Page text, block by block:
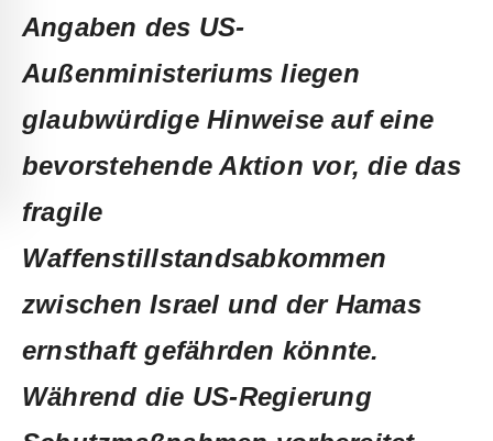
Angaben des US-
Außenministeriums liegen
glaubwürdige Hinweise auf eine
bevorstehende Aktion vor, die das
fragile
Waffenstillstandsabkommen
zwischen Israel und der Hamas
ernsthaft gefährden könnte.
Während die US-Regierung